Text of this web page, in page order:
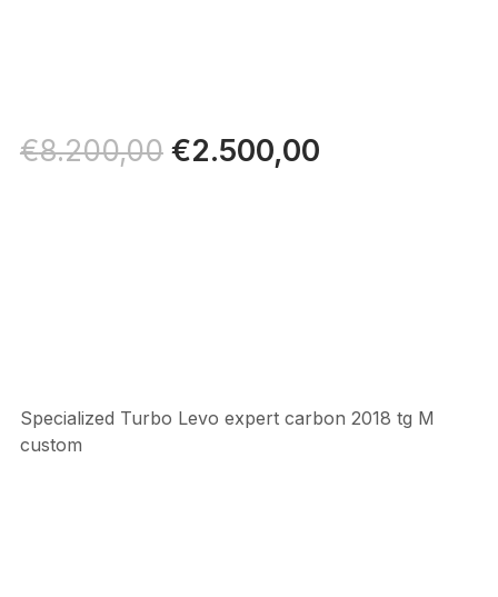
€8.200,00 Il
€2.500,00Il
Specialized Turbo Levo expert carbon 2018 tg M
custom